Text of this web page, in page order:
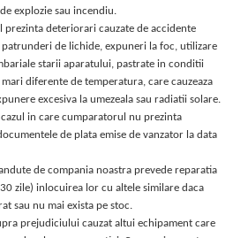
explozie sau incendiu.
prezinta deteriorari cauzate de accidente
de lichide, expuneri la foc, utilizare
starii aparatului, pastrate in conditii
diferente de temperatura, care cauzeaza
excesiva la umezeala sau radiatii solare.
in care cumparatorul nu prezinta
de plata emise de vanzator la data
de compania noastra prevede reparatia
zile) inlocuirea lor cu altele similare daca
sau nu mai exista pe stoc.
prejudiciului cauzat altui echipament care